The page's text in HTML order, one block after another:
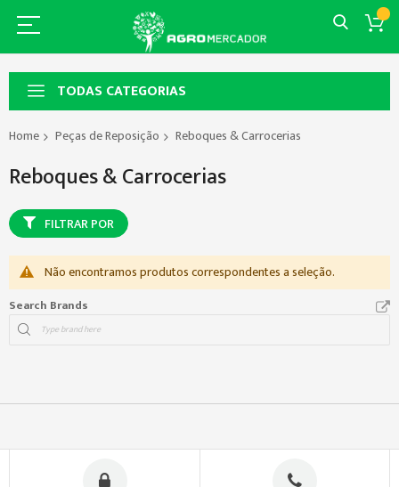
TODAS CATEGORIAS
Home Peças de Reposição Reboques & Carrocerias
Reboques & Carrocerias
Não encontramos produtos correspondentes a seleção.
FILTRAR POR
Search Brands